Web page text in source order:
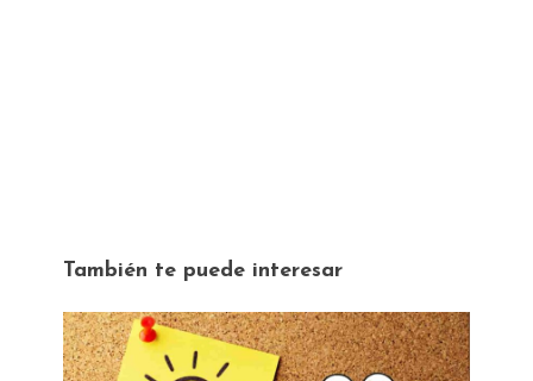
También te puede interesar